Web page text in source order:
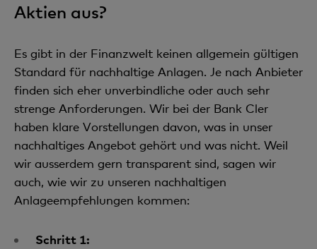
Aktien aus?
Es gibt in der Finanzwelt keinen allgemein gültigen
Standard für nachhaltige Anlagen. Je nach Anbieter
finden sich eher unverbindliche oder auch sehr
strenge Anforderungen. Wir bei der Bank Cler
haben klare Vorstellungen davon, was in unser
nachhaltiges Angebot gehört und was nicht. Weil
wir ausserdem gern transparent sind, sagen wir
auch, wie wir zu unseren nachhaltigen
Anlageempfehlungen kommen:
Schritt 1: